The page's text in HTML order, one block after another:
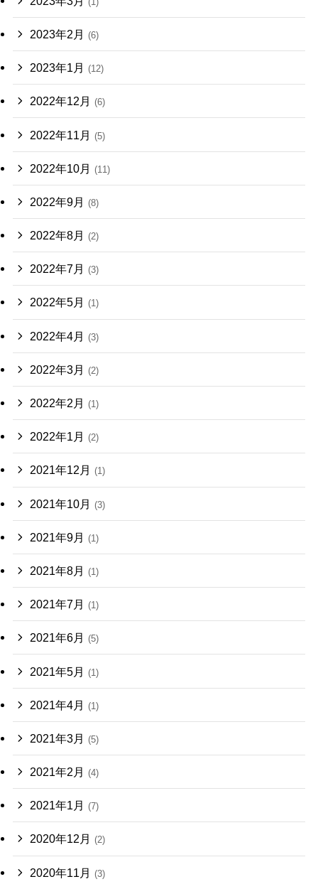
2023年2月 (6)
2023年1月 (12)
2022年12月 (6)
2022年11月 (5)
2022年10月 (11)
2022年9月 (8)
2022年8月 (2)
2022年7月 (3)
2022年5月 (1)
2022年4月 (3)
2022年3月 (2)
2022年2月 (1)
2022年1月 (2)
2021年12月 (1)
2021年10月 (3)
2021年9月 (1)
2021年8月 (1)
2021年7月 (1)
2021年6月 (5)
2021年5月 (1)
2021年4月 (1)
2021年3月 (5)
2021年2月 (4)
2021年1月 (7)
2020年12月 (2)
2020年11月 (3)